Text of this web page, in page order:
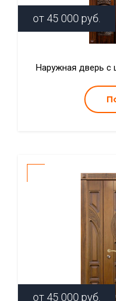
от 45 000 руб.
Наружная дверь с
от 45 000 руб.